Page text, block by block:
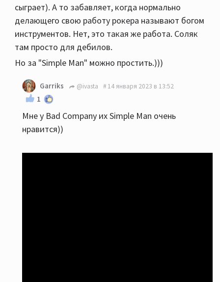
сыграет). А то забавляет, когда нормально
делающего свою работу рокера называют богом
инструментов. Нет, это такая же работа. Соляк
там просто для дебилов.
Но за "Simple Man" можно простить.)))
Garriks @ivasta 14 января 2023 в 13:52
1
Мне у Bad Company их Simple Man очень
нравится))